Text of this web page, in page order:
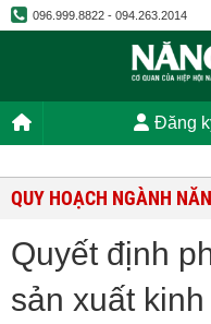
096.999.8822 - 094.263.2014
Đăng
QUY HOẠCH NGÀNH
Quyết định
sản xuất